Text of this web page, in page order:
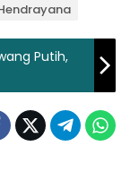
Putih,